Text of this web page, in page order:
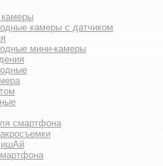
камеры с датчиком
мини-камеры
смартфона